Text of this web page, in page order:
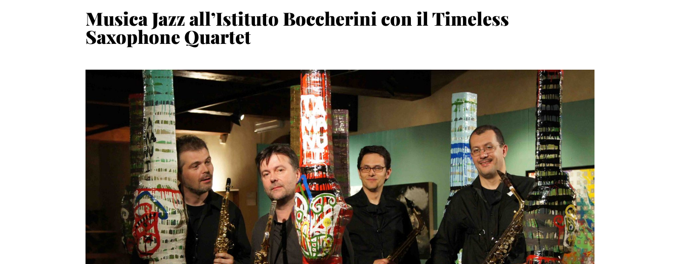
Musica Jazz all’Istituto Boccherini con il Timeless
Saxophone Quartet